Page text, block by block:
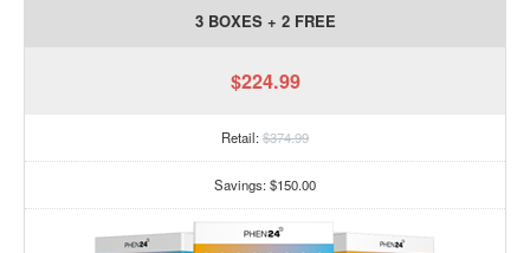
3 BOXES + 2 FREE
$224.99
Retail:$374.99
Savings: $150.00